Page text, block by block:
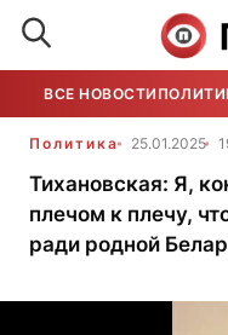
ВСЕ НОВОСТИ
Политика 25.01.2025
Тихановская: Я,
плечом к плечу,
ради родной